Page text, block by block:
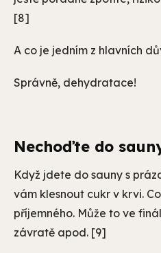
[8]
A co je jedním z hlavních
Správně, dehydratace!
Nechoďte do
Když jdete do sauny s
vám klesnout cukr v krvi.
příjemného. Může to ve
závratě apod. [9]